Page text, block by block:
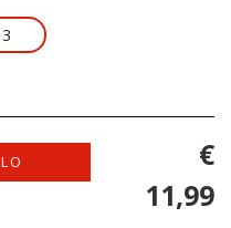
€
11,99